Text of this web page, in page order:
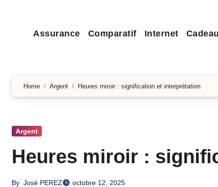
Assurance Comparatif Internet
Home Argent Heures miroir : signification et interprétation
Argent
Heures miroir :
By José PEREZ octobre 12, 2025